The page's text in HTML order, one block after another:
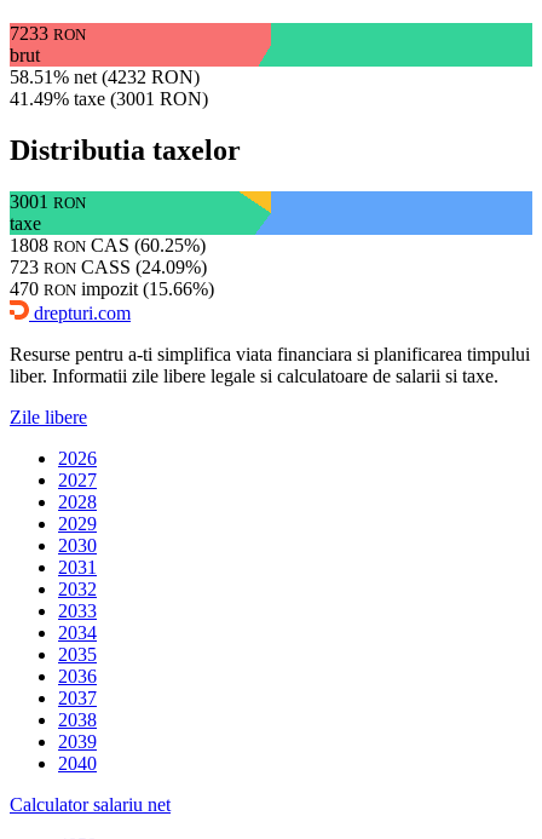
7233 RON
brut
58.51% net (4232 RON)
41.49% taxe (3001 RON)
Distributia taxelor
3001 RON
taxe
1808 RON CAS (60.25%)
723 RON CASS (24.09%)
470 RON impozit (15.66%)
drepturi.com
Resurse pentru a-ti simplifica viata financiara si planificarea timpului
liber. Informatii zile libere legale si calculatoare de salarii si taxe.
Zile libere
2026
2027
2028
2029
2030
2031
2032
2033
2034
2035
2036
2037
2038
2039
2040
Calculator salariu net